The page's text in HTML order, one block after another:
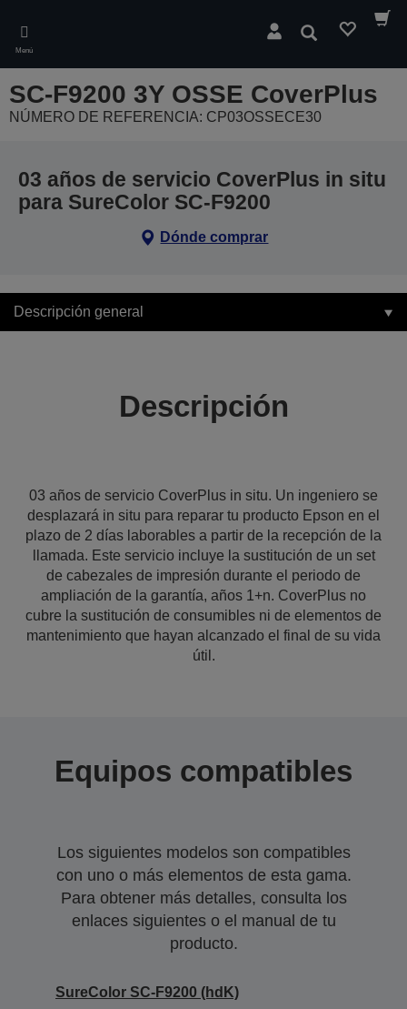
main
content
Menú
Buscar
SC-F9200 3Y OSSE CoverPlus
NÚMERO DE REFERENCIA: CP03OSSECE30
03 años de servicio CoverPlus in situ
para SureColor SC-F9200
Dónde comprar
Descripción general
Descripción
03 años de servicio CoverPlus in situ. Un ingeniero se
desplazará in situ para reparar tu producto Epson en el
plazo de 2 días laborables a partir de la recepción de la
llamada. Este servicio incluye la sustitución de un set
de cabezales de impresión durante el periodo de
ampliación de la garantía, años 1+n. CoverPlus no
cubre la sustitución de consumibles ni de elementos de
mantenimiento que hayan alcanzado el final de su vida
útil.
Equipos compatibles
Los siguientes modelos son compatibles
con uno o más elementos de esta gama.
Para obtener más detalles, consulta los
enlaces siguientes o el manual de tu
producto.
SureColor SC-F9200 (hdK)